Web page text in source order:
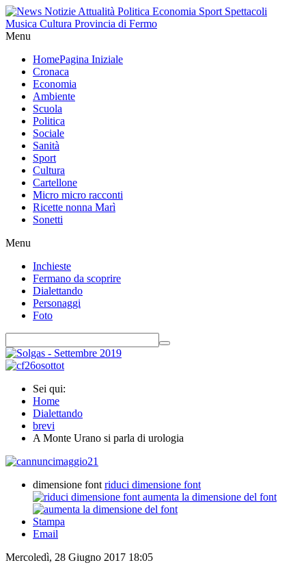
Menu
HomePagina Iniziale
Cronaca
Economia
Ambiente
Scuola
Politica
Sociale
Sanità
Sport
Cultura
Cartellone
Micro micro racconti
Ricette nonna Marì
Sonetti
Menu
Inchieste
Fermano da scoprire
Dialettando
Personaggi
Foto
Sei qui:
Home
Dialettando
brevi
A Monte Urano si parla di urologia
dimensione font riduci dimensione font
aumenta la dimensione del font
Stampa
Email
Mercoledì, 28 Giugno 2017 18:05